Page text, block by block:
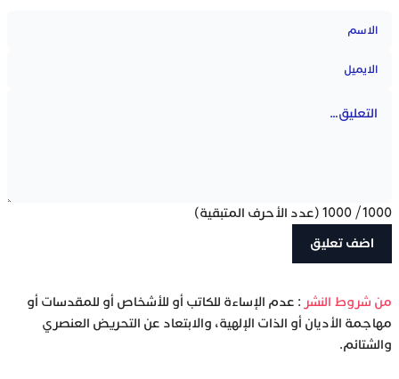
1000
/
1000 (عدد الأحرف المتبقية)
‫من شروط النشر : عدم الإساءة للكاتب أو للأشخاص أو للمقدسات أو
مهاجمة الأديان أو الذات الإلهية، والابتعاد عن التحريض العنصري
والشتائم.